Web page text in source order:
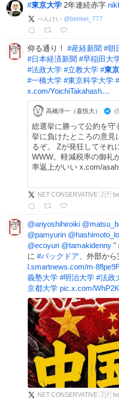
#東京大学 2年連続赤字
べんけい @benkei_777
仰る通り！ #産経新聞 #朝
#日本経済新聞 #早稲田大
#法政大学 #立教大学 #東
#一橋大学 #東京科学大学 #
x.com/YoichiTakahash…
高橋洋一（嘉悦大）
総選挙に勝って公約を守
挙に負けたところの意見
るぞ。 Zが発狂してそれ
WWW。軽減税率の御礼
率返上がいい x.com/
NET CONSERVATIVE 🇯🇵
@ariyoshihiroiki
@pamyurin @hashimoto_lo
@ecoyuri @tamakidenny "
に #バックドア 、外部か
l.smartnews.com/m-
義塾大学 #明治大学 #法政
京都大学 pic.x.com/
NET CONSERVATIVE 🇯🇵